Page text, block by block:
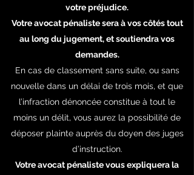
votre préjudice.
Votre avocat pénaliste sera à vos côtés tout
au long du jugement, et soutiendra vos
demandes.
En cas de classement sans suite, ou sans
nouvelle dans un délai de trois mois, et que
l’infraction dénoncée constitue à tout le
moins un délit, vous aurez la possibilité de
déposer plainte auprès du doyen des juges
d’instruction.
Votre avocat pénaliste vous expliquera la